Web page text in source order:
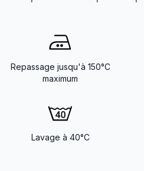
Repassage jusqu'à 150°C
maximum
Lavage à 40°C